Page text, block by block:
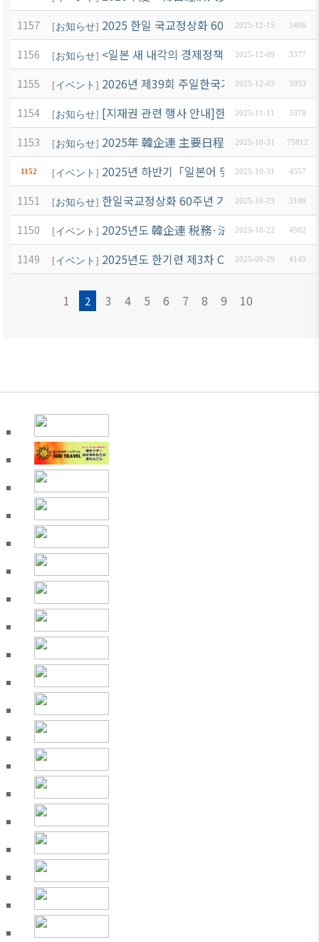
1157 [お知らせ] 2025 한일 국교정상화 60주년 기념 일본 5대
2025-12-15 3406
1156 [お知らせ] <일본 새 내각의 경제정책과 한국기업에의
2025-12-09 3377
1155 [イベント] 2026년 제39회 주일한국기업연합회 CEO포
2025-12-03 5953
1154 [お知らせ] [지재권 관련 행사 안내]한일 모방품 대책 포
2025-11-11 3378
1153 [お知らせ] 2025年 韓企連 主要日程(下半期)
2025-10-31 75812
1152 [イベント] 2025년 하반기「일본어 및 니혼슈로 배우는
2025-10-31 4557
1151 [お知らせ] 한일국교정상화 60주년 기념 심포지엄
2025-10-23 3109
1150 [イベント] 2025년도 韓企連 税務·法律 セミナー開催
2025-10-22 4502
1149 [イベント] 2025년도 한기련 제3차 ChatGPT 세미나 개
2025-09-29 4145
1 2 3 4 5 6 7 8 9 10